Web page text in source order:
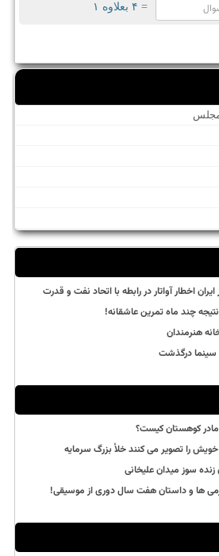
= ۴ بعلاوه ۱
مجلس
اخطار آواتار در رابطه با اتحاد نفت و قدرت
چند ماه تمرین عاشقانه!
هنرمندان
سینما درگذشت
خویش را تصویر می کنند خلأ بزرگ سرمایه
زنده سوز میدان علیخانی
ها و داستان هفت سال دوری از موسیقی!